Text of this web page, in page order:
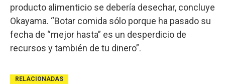
producto alimenticio se debería desechar, concluye
Okayama. “Botar comida sólo porque ha pasado su
fecha de “mejor hasta” es un desperdicio de
recursos y también de tu dinero”.
RELACIONADAS